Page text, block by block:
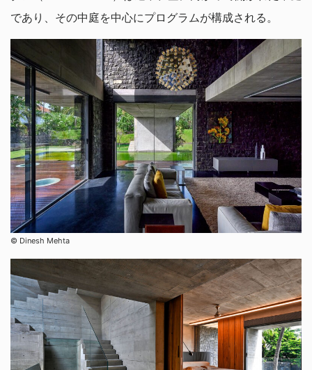
であり、その中庭を中心にプログラムが構成される。
© Dinesh Mehta